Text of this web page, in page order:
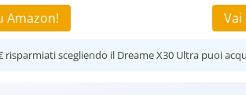
Amazon!
scegliendo il Dreame X30 Ultra puoi